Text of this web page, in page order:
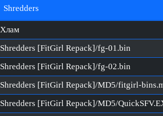
Shredders
Хлам
Shredders [FitGirl Repack]/fg-01.bin
Shredders [FitGirl Repack]/fg-02.bin
Shredders [FitGirl Repack]/MD5/fitgirl-
Shredders [FitGirl Repack]/MD5/